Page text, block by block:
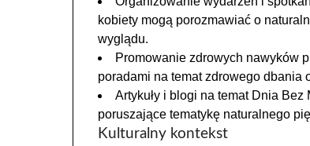
kobiety mogą porozmawiać o
wyglądu.
Promowanie zdrowych nawyków
poradami na temat zdrowego dbania
Artykuły i blogi na temat Dnia
poruszające tematykę naturalnego
Kulturalny kontekst